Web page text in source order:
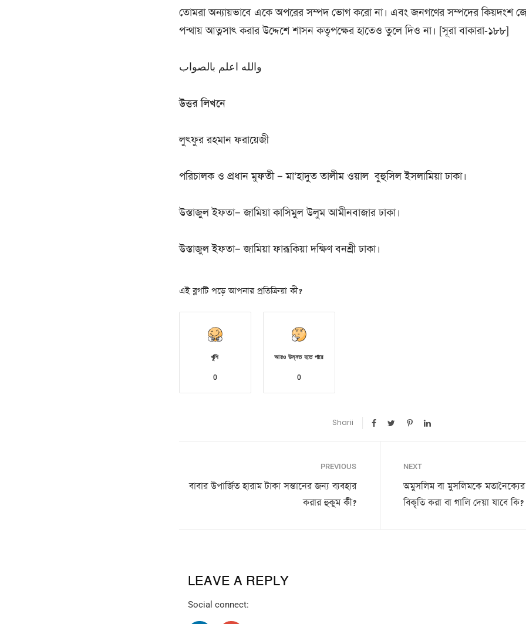
তোমরা অন্যায়ভাবে একে অপরের সম্পদ ভোগ করো না। এবং জনগণের সম্পদের কিয়দংশ
পন্থায় আত্নসাৎ করার উদ্দেশে শাসন কতৃপক্ষের হাতেও তুলে দিও না। [সূরা বাকারা-১৮৮]
والله اعلم بالصواب
উত্তর লিখনে
লুৎফুর রহমান ফরায়েজী
পরিচালক ও প্রধান মুফতী – মা’হাদুত তালীম ওয়াল বুহুসিল ইসলামিয়া ঢাকা।
উস্তাজুল ইফতা– জামিয়া কাসিমুল উলুম আমীনবাজার ঢাকা।
উস্তাজুল ইফতা– জামিয়া ফারূকিয়া দক্ষিণ বনশ্রী ঢাকা।
এই ব্লগটি পড়ে আপনার প্রতিক্রিয়া কী?
খুশি
0
আরও উন্নত হতে পারে
0
Sharii
PREVIOUS
বাবার উপার্জিত হারাম টাকা সন্তানের জন্য ব্যবহার
করার হুকুম কী?
NEXT
অমুসলিম বা মুসলিমকে
বিকৃতি করা বা গালি দেয়া যাবে কি?
LEAVE A REPLY
Social connect: